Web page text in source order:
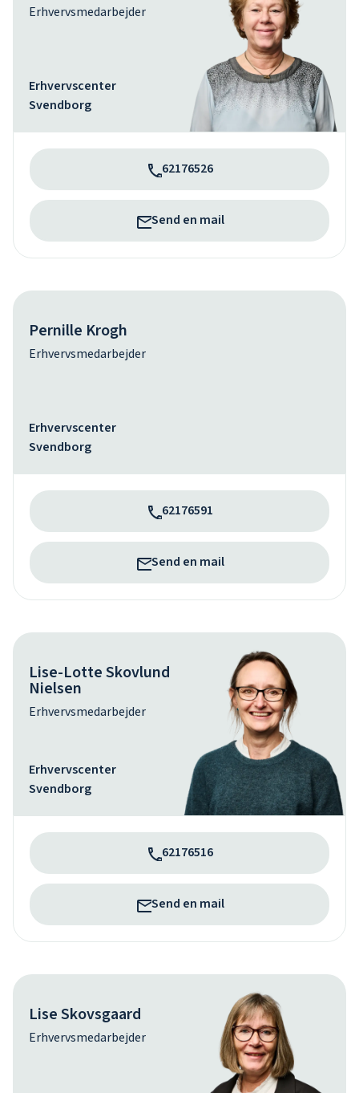
Erhvervsmedarbejder
Erhvervscenter
Svendborg
62176526
Send en mail
Pernille Krogh
Erhvervsmedarbejder
Erhvervscenter
Svendborg
62176591
Send en mail
Lise-Lotte Skovlund
Nielsen
Erhvervsmedarbejder
Erhvervscenter
Svendborg
62176516
Send en mail
Lise Skovsgaard
Erhvervsmedarbejder